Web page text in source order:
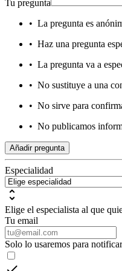
Tu pregunta
• La pregunta es
• Haz una pregunta
• La pregunta va a
• No sustituye a una
• No sirve para
• No publicamos
Añadir pregunta
Especialidad
Elige el especialista al que
Tu email
Solo lo usaremos para